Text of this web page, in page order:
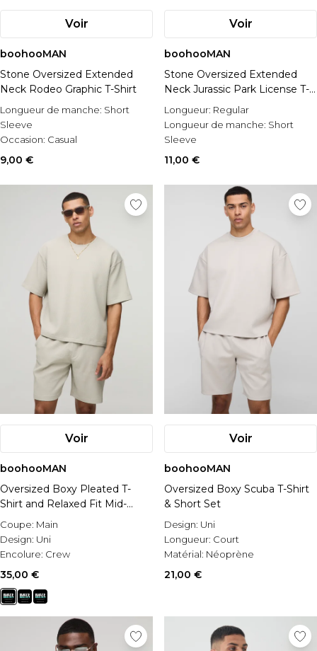
Voir
boohooMAN
Stone Oversized Extended
Neck Rodeo Graphic T-Shirt
Longueur de manche: Short
Sleeve
Occasion: Casual
Style: Printed T-Shirt
9,00 €
Voir
boohooMAN
Stone Oversized Extended
Neck Jurassic Park License T-
Shirt
Longueur: Regular
Longueur de manche: Short
Sleeve
Occasion:
11,00 €
Voir
boohooMAN
Oversized Boxy Pleated T-
Shirt and Relaxed Fit Mid-
Length Short Set
Coupe: Main
Design: Uni
Encolure: Crew
35,00 €
Voir
boohooMAN
Oversized Boxy Scuba T-Shirt
& Short Set
Design: Uni
Longueur: Court
Matérial: Néoprène
21,00 €